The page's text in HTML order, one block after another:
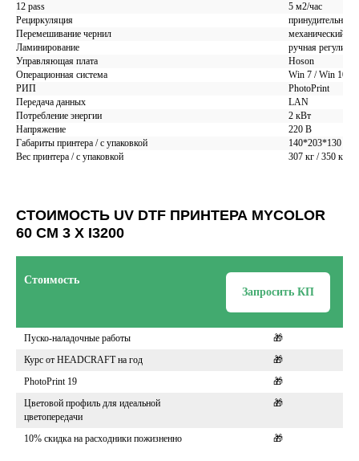
12 pass
5 м2/час
Рециркуляция
принудительная
Перемешивание чернил
механический
Ламинирование
ручная
Управляющая плата
Hoson
Операционная система
Win 7 / Win 10
РИП
PhotoPrint
Передача данных
LAN
Потребление энергии
2 кВт
Напряжение
220 В
Габариты принтера / с упаковкой
140*203*130 /
Вес принтера / с упаковкой
307 кг / 350 кг
СТОИМОСТЬ UV DTF ПРИНТЕРА MYCOLOR
60 СМ 3 Х I3200
Стоимость
Запросить КП
Пуско-наладочные работы
🎁
Курс от HEADCRAFT на год
🎁
PhotoPrint 19
🎁
Цветовой профиль для идеальной
цветопередачи
🎁
10% скидка на расходники пожизненно 🎁
персональных данных и соглашаетесь c политикой
+7
Отправить